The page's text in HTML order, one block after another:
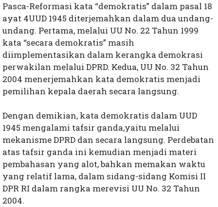
Pasca-Reformasi kata “demokratis” dalam pasal 18
ayat 4UUD 1945 diterjemahkan dalam dua undang-
undang. Pertama, melalui UU No. 22 Tahun 1999
kata “secara demokratis” masih
diimplementasikan dalam kerangka demokrasi
perwakilan melalui DPRD. Kedua, UU No. 32 Tahun
2004 menerjemahkan kata demokratis menjadi
pemilihan kepala daerah secara langsung.
Dengan demikian, kata demokratis dalam UUD
1945 mengalami tafsir ganda,yaitu melalui
mekanisme DPRD dan secara langsung. Perdebatan
atas tafsir ganda ini kemudian menjadi materi
pembahasan yang alot, bahkan memakan waktu
yang relatif lama, dalam sidang-sidang Komisi II
DPR RI dalam rangka merevisi UU No. 32 Tahun
2004.